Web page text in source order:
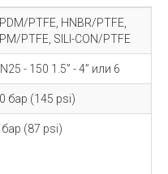
PTFE, HNBR/PTFE,
PTFE, SILI-CON/PTFE
- 150 1.5” - 4” или 6
бар (145 psi)
бар (87 psi)